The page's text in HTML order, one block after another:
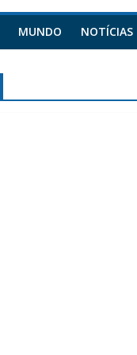
MUNDO NOTÍCIAS